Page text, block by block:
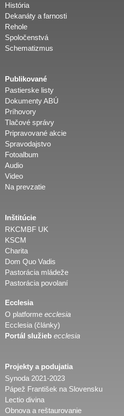
História
Dekanáty a farnosti
Rehole
Spoločenstvá
Schematizmus
Publikované
Pastierske listy
Dokumenty ABÚ
Príhovory
Tlačové správy
Pripravované akcie
Spravodajstvo
Fotoalbum
Audio
Video
Na prevzatie
Inštitúcie
RKCMBF UK
KSCM
Charita
Dom Quo Vadis
Pastorácia mládeže
Pastorácia povolaní
Ecclesia
O platforme ecclesia
Ecclesia (články)
Portál služieb ecclesia
Projekty a podujatia
Synoda 2021-2023
Pápež František na Slovensku
Lectio divina
Obnova a reštaurovanie